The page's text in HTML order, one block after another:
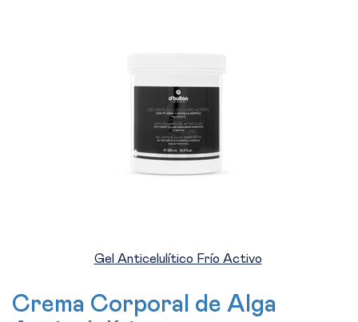
Gel Anticelulítico Frío Activo
Crema Corporal de Alga